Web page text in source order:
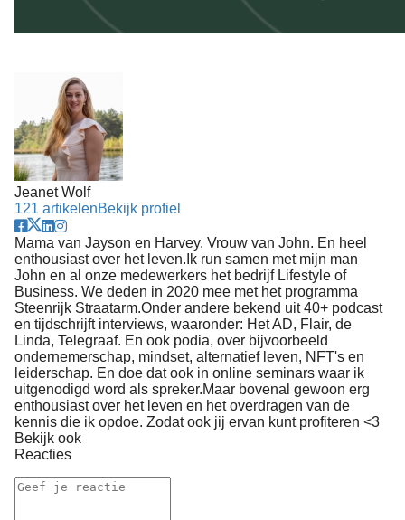
Jeanet Wolf
121 artikelenBekijk profiel
Mama van Jayson en Harvey. Vrouw van John. En heel
enthousiast over het leven.Ik run samen met mijn man
John en al onze medewerkers het bedrijf Lifestyle of
Business. We deden in 2020 mee met het programma
Steenrijk Straatarm.Onder andere bekend uit 40+ podcast
en tijdschrijft interviews, waaronder: Het AD, Flair, de
Linda, Telegraaf. En ook podia, over bijvoorbeeld
ondernemerschap, mindset, alternatief leven, NFT's en
leiderschap. En doe dat ook in online seminars waar ik
uitgenodigd word als spreker.Maar bovenal gewoon erg
enthousiast over het leven en het overdragen van de
kennis die ik opdoe. Zodat ook jij ervan kunt profiteren <3
Bekijk ook
Reacties